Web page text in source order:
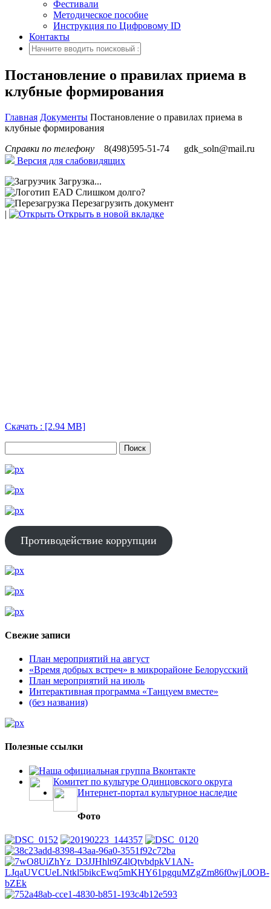
Фестивали
Методическое пособие
Инструкция по Цифровому ID
Контакты
Постановление о правилах приема в
клубные формирования
Главная Документы Постановление о правилах приема в
клубные формирования
Справки по телефону
8(498)595-51-74
gdk_soln@mail.ru
Версия для слабовидящих
Загрузка...
Слишком долго?
Перезагрузить документ
|
Открыть в новой вкладке
Скачать : [2.94 MB]
Противодействие коррупции
Свежие записи
План мероприятий на август
«Время добрых встреч» в микрорайоне Белорусский
План мероприятий на июль
Интерактивная программа «Танцуем вместе»
(без названия)
Полезные ссылки
Наша официальная группа Вконтакте
Комитет по культуре Одинцовского округа
Интернет-портал культурное наследие
Фото